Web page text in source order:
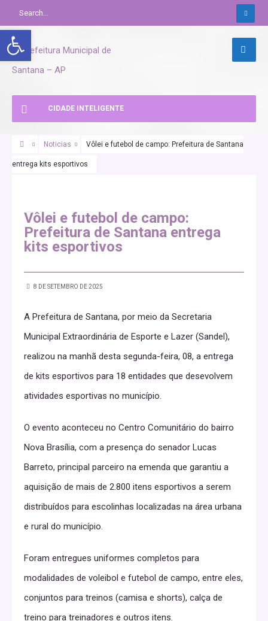
Abrir a barra de ferramentas
CIDADE INTELIGENTE
Noticias Vôlei e futebol de campo: Prefeitura de Santana
entrega kits esportivos
Vôlei e futebol de campo:
Prefeitura de Santana entrega
kits esportivos
8 DE SETEMBRO DE 2025
A Prefeitura de Santana, por meio da Secretaria
Municipal Extraordinária de Esporte e Lazer (Sandel),
realizou na manhã desta segunda-feira, 08, a entrega
de kits esportivos para 18 entidades que desevolvem
atividades esportivas no município.
O evento aconteceu no Centro Comunitário do bairro
Nova Brasília, com a presença do senador Lucas
Barreto, principal parceiro na emenda que garantiu a
aquisição de mais de 2.800 itens esportivos a serem
distribuídos para escolinhas localizadas na área urbana
e rural do município.
Foram entregues uniformes completos para
modalidades de voleibol e futebol de campo, entre eles,
conjuntos para treinos (camisa e shorts), calça de
treino para treinadores e outros itens.